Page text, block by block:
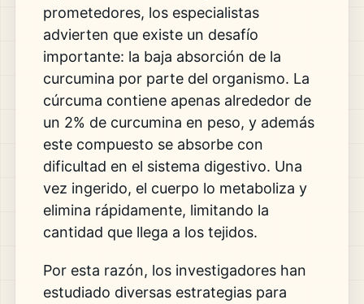
prometedores, los especialistas
advierten que existe un desafío
importante: la baja absorción de la
curcumina por parte del organismo. La
cúrcuma contiene apenas alrededor de
un 2% de curcumina en peso, y además
este compuesto se absorbe con
dificultad en el sistema digestivo. Una
vez ingerido, el cuerpo lo metaboliza y
elimina rápidamente, limitando la
cantidad que llega a los tejidos.
Por esta razón, los investigadores han
estudiado diversas estrategias para